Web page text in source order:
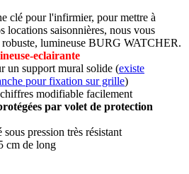
clé pour l'infirmier, pour mettre à
locations saisonnières, nous vous
robuste, lumineuse BURG WATCHER.
eclairante
un support mural solide (existe
pour fixation sur grille)
modifiable facilement
par volet de protection
pression très résistant
cm de long